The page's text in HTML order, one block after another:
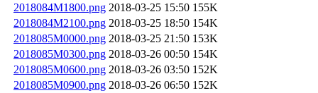
2018084M1800.png 2018-03-25 15:50 155K
2018084M2100.png 2018-03-25 18:50 154K
2018085M0000.png 2018-03-25 21:50 153K
2018085M0300.png 2018-03-26 00:50 154K
2018085M0600.png 2018-03-26 03:50 152K
2018085M0900.png 2018-03-26 06:50 152K